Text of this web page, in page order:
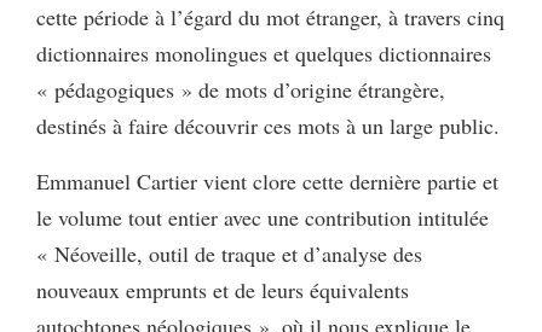
cette période à l’égard du mot étranger, à travers cinq
dictionnaires monolingues et quelques dictionnaires
« pédagogiques » de mots d’origine étrangère,
destinés à faire découvrir ces mots à un large public.
Emmanuel Cartier vient clore cette dernière partie et
le volume tout entier avec une contribution intitulée
« Néoveille, outil de traque et d’analyse des
nouveaux emprunts et de leurs équivalents
autochtones néologiques », où il nous explique le